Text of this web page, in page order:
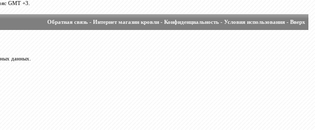
GMT +3.
Обратная связь- Интернет магазин кровли- Конфиденциальность- Условия использования- Вверх
данных.